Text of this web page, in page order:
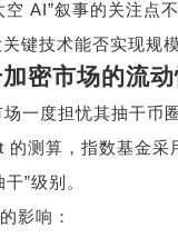
空 AI”叙事的关注点
键技术能否实现规
密市场的流
一度担忧其抽干币
的测算，指数基金采
干”级别。
影响：